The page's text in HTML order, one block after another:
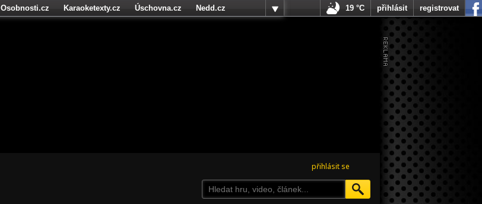
přihlásit se
Osobnosti.cz Karaoketexty.cz Úschovna.cz
Nedd.cz
19 °C přihlásit registrovat